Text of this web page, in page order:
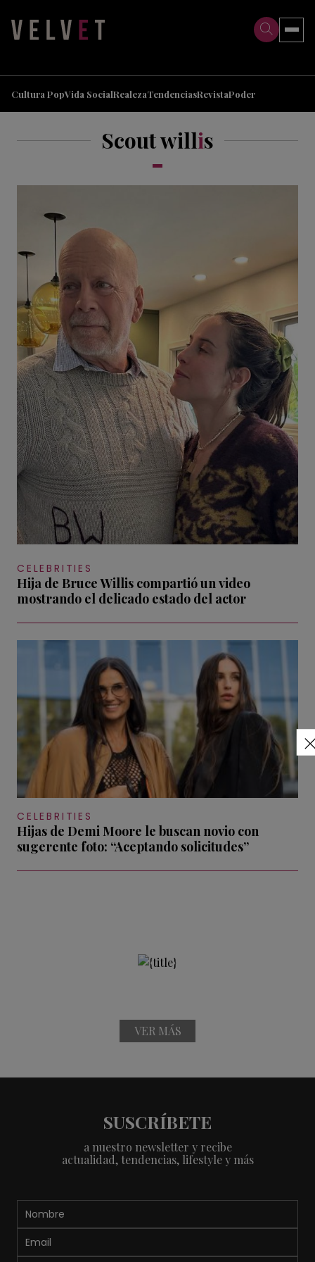
Cultura PopVida SocialRealezaTendenciasRevistaPoder
Scout willis
CELEBRITIES
Hija de Bruce Willis compartió un video
mostrando el delicado estado del actor
CELEBRITIES
Hijas de Demi Moore le buscan novio con
sugerente foto: “Aceptando solicitudes”
VER MÁS
SUSCRÍBETE
a nuestro newsletter y recibe
actualidad, tendencias, lifestyle y más